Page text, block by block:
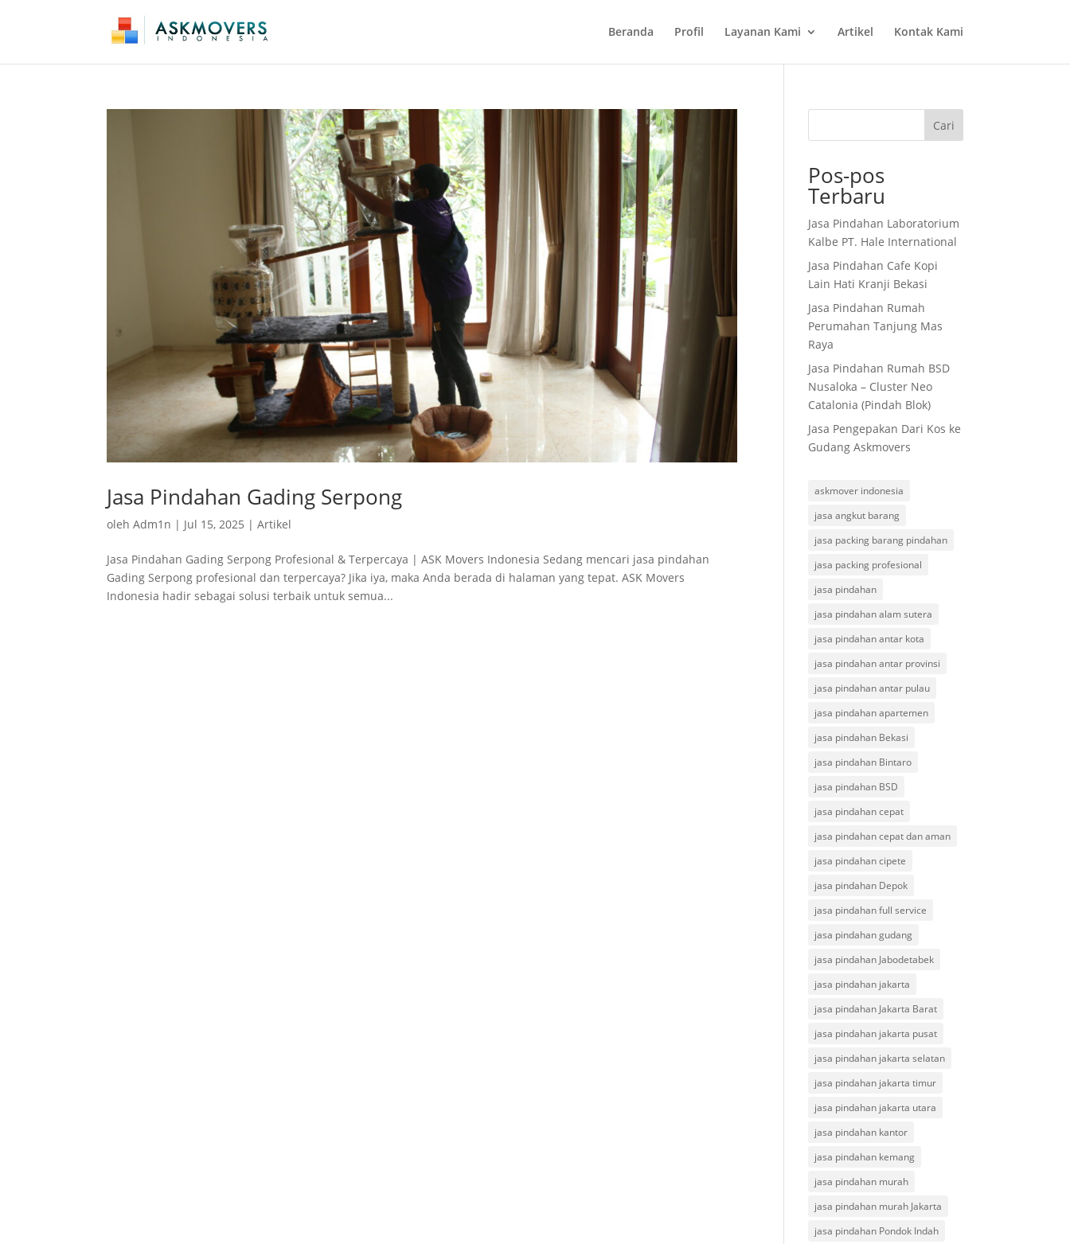
Beranda Profil Layanan Kami Artikel Kontak Kami
Jasa Pindahan Gading Serpong
olehAdm1n | Jul 15, 2025 |Artikel
Jasa Pindahan Gading Serpong Profesional & Terpercaya | ASK Movers Indonesia Sedang mencari jasa pindahan
Gading Serpong profesional dan terpercaya? Jika iya, maka Anda berada di halaman yang tepat. ASK Movers
Indonesia hadir sebagai solusi terbaik untuk semua...
Cari
Pos-pos
Terbaru
Jasa Pindahan Laboratorium
Kalbe PT. Hale International
Jasa Pindahan Cafe Kopi
Lain Hati Kranji Bekasi
Jasa Pindahan Rumah
Perumahan Tanjung Mas
Raya
Jasa Pindahan Rumah BSD
Nusaloka – Cluster Neo
Catalonia (Pindah Blok)
Jasa Pengepakan Dari Kos ke
Gudang Askmovers
askmover indonesia
jasa angkut barang
jasa packing barang pindahan
jasa packing profesional
jasa pindahan
jasa pindahan alam sutera
jasa pindahan antar kota
jasa pindahan antar provinsi
jasa pindahan antar pulau
jasa pindahan apartemen
jasa pindahan Bekasi
jasa pindahan Bintaro
jasa pindahan BSD
jasa pindahan cepat
jasa pindahan cepat dan aman
jasa pindahan cipete
jasa pindahan Depok
jasa pindahan full service
jasa pindahan gudang
jasa pindahan Jabodetabek
jasa pindahan jakarta
jasa pindahan Jakarta Barat
jasa pindahan jakarta pusat
jasa pindahan jakarta selatan
jasa pindahan jakarta timur
jasa pindahan jakarta utara
jasa pindahan kantor
jasa pindahan kemang
jasa pindahan murah
jasa pindahan murah Jakarta
jasa pindahan Pondok Indah